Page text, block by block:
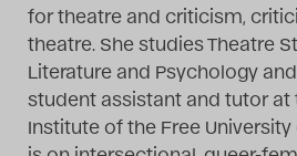
Das
2019
Das
for theatre and criticism,
theatre. She studies Theatre
Literature and Psychology
student assistant and tutor at
Institute of the Free